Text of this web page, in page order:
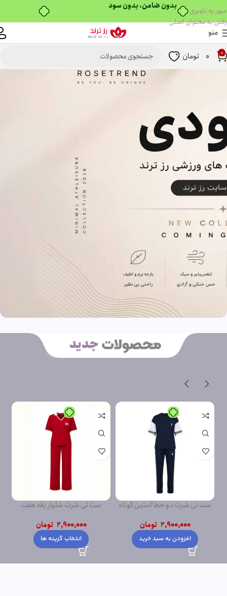
عبور به ناوبری
رفتن به محتوای اصلی
منو
0
0 تومان
ست تی شرت دو خط آستین کوتاه
2,900,000 تومان
افزودن به سبد خرید
ست تی شرت شلوار یقه هفت
2,900,000 تومان
انتخاب گزینه ها